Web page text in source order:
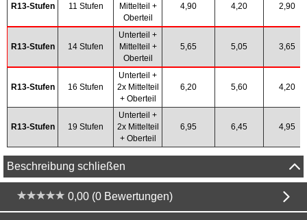
R13-Stufen 11 Stufen
Mittelteil +
Oberteil
4,90 4,20 2,90
R13-Stufen 14 Stufen
Unterteil +
Mittelteil +
Oberteil
5,65 5,05 3,65
R13-Stufen 16 Stufen
Unterteil +
2x Mittelteil
+ Oberteil
6,20 5,60 4,20
R13-Stufen 19 Stufen
Unterteil +
2x Mittelteil
+ Oberteil
6,95 6,45 4,95
Beschreibung schließen
0,00 (0 Bewertungen)